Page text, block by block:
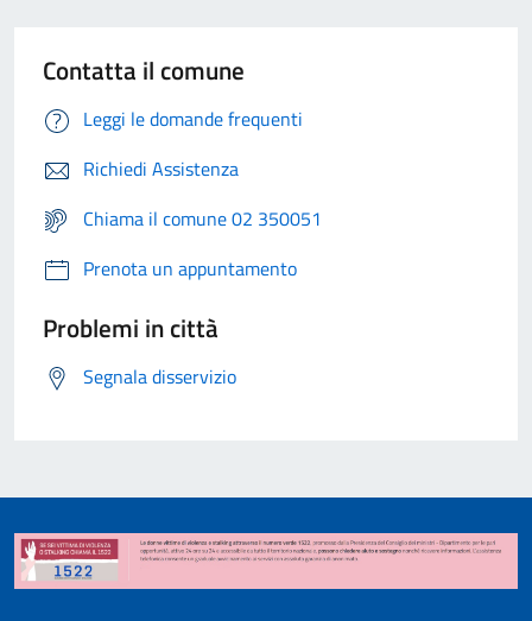
Contatta il comune
Leggi le domande frequenti
Richiedi Assistenza
Chiama il comune 02 350051
Prenota un appuntamento
Problemi in città
Segnala disservizio